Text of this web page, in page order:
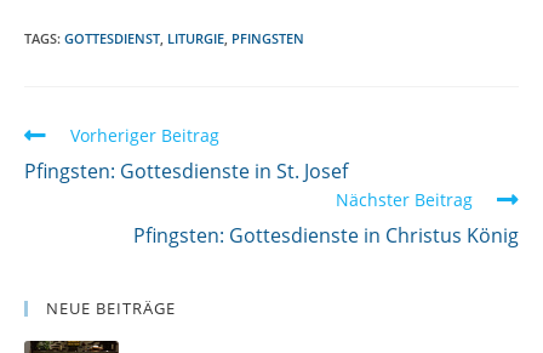
TAGS: GOTTESDIENST, LITURGIE, PFINGSTEN
W
e
r
l
Vorheriger Beitrag
Pfingsten: Gottesdienste in St. Josef
Nächster Beitrag
Pfingsten: Gottesdienste in Christus König
NEUE BEITRÄGE